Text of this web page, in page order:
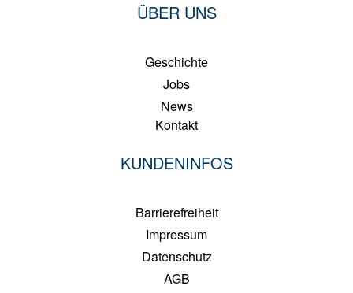
ÜBER UNS
Geschichte
Jobs
News
Kontakt
KUNDENINFOS
Barrierefreiheit
Impressum
Datenschutz
AGB